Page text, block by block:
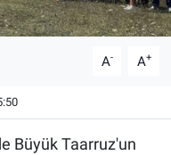
A- A+
Büyük Taarruz'un